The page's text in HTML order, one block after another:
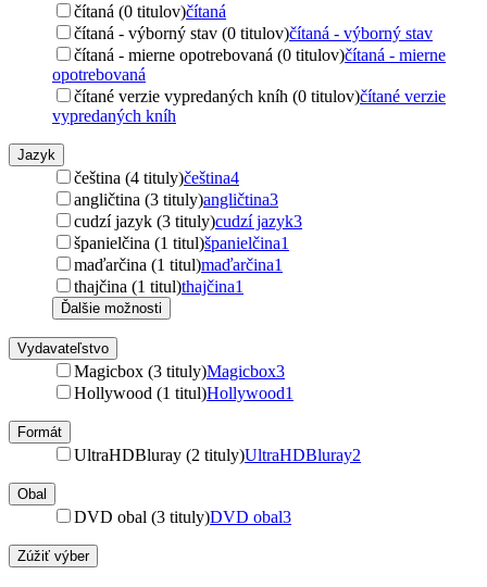
čítaná (0 titulov)čítaná
čítaná - výborný stav (0 titulov)čítaná - výborný stav
čítaná - mierne opotrebovaná (0 titulov)čítaná - mierne
opotrebovaná
čítané verzie vypredaných kníh (0 titulov)čítané verzie
vypredaných kníh
Jazyk
čeština (4 tituly)čeština4
angličtina (3 tituly)angličtina3
cudzí jazyk (3 tituly)cudzí jazyk3
španielčina (1 titul)španielčina1
maďarčina (1 titul)maďarčina1
thajčina (1 titul)thajčina1
Ďalšie možnosti
Vydavateľstvo
Magicbox (3 tituly)Magicbox3
Hollywood (1 titul)Hollywood1
Formát
UltraHDBluray (2 tituly)UltraHDBluray2
Obal
DVD obal (3 tituly)DVD obal3
Zúžiť výber